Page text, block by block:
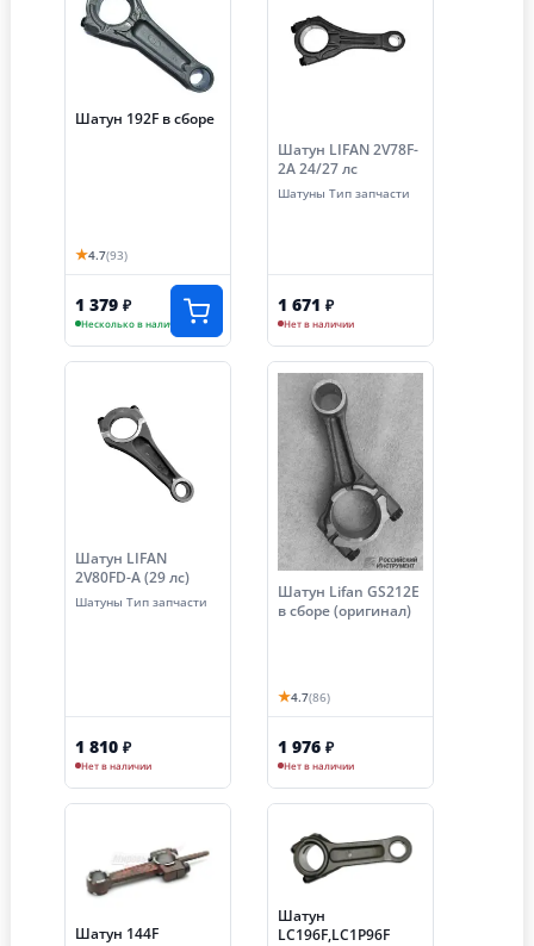
Шатун 192F в сборе
★4.7(93)
1 379 ₽
Несколько в наличии
Шатун LIFAN 2V78F-
2A 24/27 лс
Шатуны Тип запчасти
1 671 ₽
Нет в наличии
Шатун LIFAN
2V80FD-A (29 лс)
Шатуны Тип запчасти
1 810 ₽
Нет в наличии
Шатун Lifan GS212E
в сборе (оригинал)
★4.7(86)
1 976 ₽
Нет в наличии
Шатун 144F
Шатун
LC196F,LC1P96F